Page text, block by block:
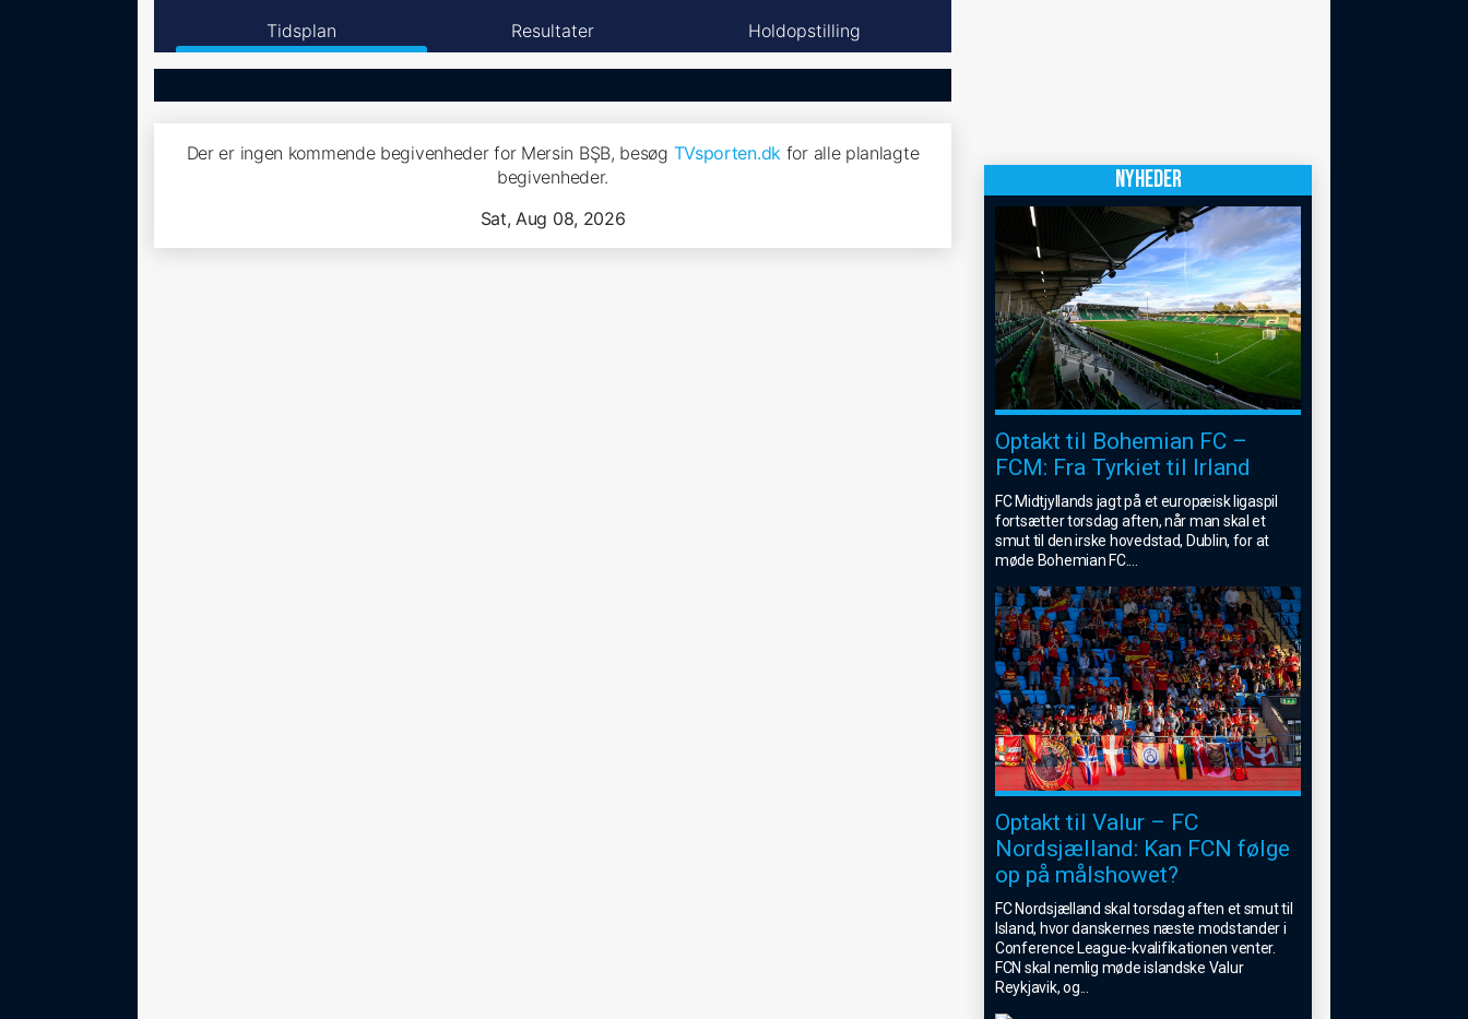
Tidsplan Resultater Holdopstilling
Der er ingen kommende begivenheder for Mersin BŞB, besøg TVsporten.dk for alle planlagte
begivenheder.
Sat, Aug 08, 2026
NYHEDER
Optakt til Bohemian FC –
FCM: Fra Tyrkiet til Irland
FC Midtjyllands jagt på et europæisk ligaspil
fortsætter torsdag aften, når man skal et
smut til den irske hovedstad, Dublin, for at
møde Bohemian FC....
Optakt til Valur – FC
Nordsjælland: Kan FCN følge
op på målshowet?
FC Nordsjælland skal torsdag aften et smut til
Island, hvor danskernes næste modstander i
Conference League-kvalifikationen venter.
FCN skal nemlig møde islandske Valur
Reykjavik, og...